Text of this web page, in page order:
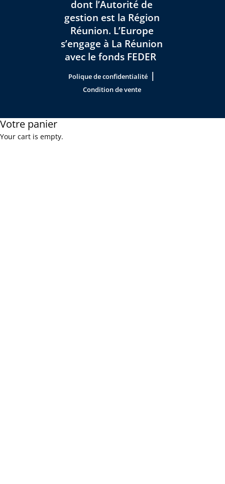
dont l’Autorité de
gestion est la Région
Réunion. L’Europe
s’engage à La Réunion
avec le fonds FEDER
Polique de confidentialité |
Condition de vente
Votre panier
Your cart is empty.